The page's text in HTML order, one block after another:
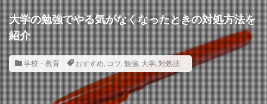
大学の勉強でやる気がなくなったときの対処方法を
紹介
学校・教育 おすすめ, コツ, 勉強, 大学, 対処法